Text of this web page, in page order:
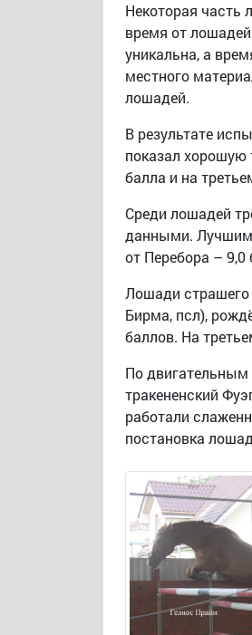
Некоторая часть
время от
уникальна, а
местного
лошадей.
В результате
показал хорошую
балла и на
Среди лошадей
данными. Лучшим
от Перебора – 9,0
Лошади страшего
Бирма, псл),
баллов. На
По двигательным
тракененский
работали
постановка